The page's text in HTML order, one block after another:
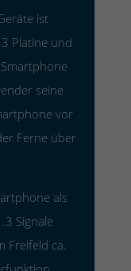
ist
Platine und
seine
vor
Ferne über
als
Signale
Freifeld ca.